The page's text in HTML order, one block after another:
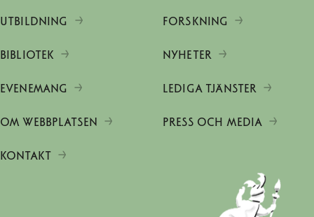
UTBILDNING FORSKNING
BIBLIOTEK NYHETER
EVENEMANG LEDIGA TJÄNSTER
OM WEBBPLATSEN PRESS OCH MEDIA
KONTAKT